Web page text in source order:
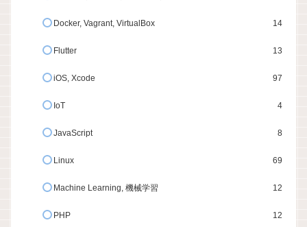
Docker, Vagrant, VirtualBox 14
Flutter 13
iOS, Xcode 97
IoT 4
JavaScript 8
Linux 69
Machine Learning, 機械学習 12
PHP 12